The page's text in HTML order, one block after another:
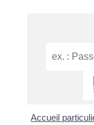
Accueil